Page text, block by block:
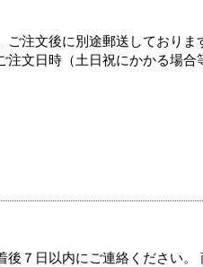
注文後に別途郵送しておりま
文日時（土日祝にかかる場
７日以内にご連絡ください